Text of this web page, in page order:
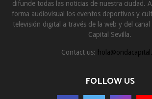
difunde todas las noticias de nuestra ciudad.
forma audiovisual los eventos deportivos y
televisión digital a través de la web y del canal
Capital Sevilla.
Contact us:
FOLLOW US